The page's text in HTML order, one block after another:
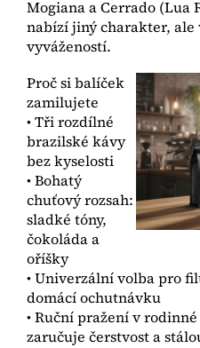
Mogiana a Cerrado (Lua
nabízí jiný charakter, ale
vyvážeností.
Proč si balíček
zamilujete
• Tři rozdílné
brazilské kávy
bez kyselosti
• Bohatý
chuťový rozsah:
sladké tóny,
čokoláda a
oříšky
• Univerzální volba pro
domácí ochutnávku
• Ruční pražení v
zaručuje čerstvost a